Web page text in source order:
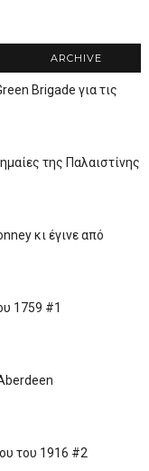
ARCHIVE
Brigade για τις
της Παλαιστίνης
κι έγινε από
1759 #1
του 1916 #2